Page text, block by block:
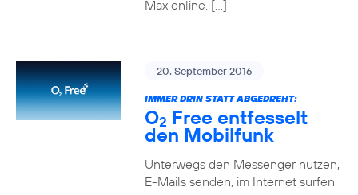
Max online. […]
20. September 2016
IMMER DRIN STATT ABGEDREHT:
O2 Free entfesselt
den Mobilfunk
Unterwegs den Messenger nutzen,
E-Mails senden, im Internet surfen